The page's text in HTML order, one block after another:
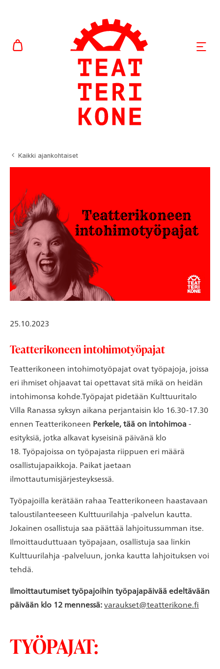
Kaikki ajankohtaiset
25.10.2023
Teatterikoneen intohimotyöpajat
Teatterikoneen intohimotyöpajat ovat työpajoja, joissa
eri ihmiset ohjaavat tai opettavat sitä mikä on heidän
intohimonsa kohde.Työpajat pidetään Kulttuuritalo
Villa Ranassa syksyn aikana perjantaisin klo 16.30-17.30
ennen Teatterikoneen Perkele, tää on intohimoa-
esityksiä, jotka alkavat kyseisinä päivänä klo
18. Työpajoissa on työpajasta riippuen eri määrä
osallistujapaikkoja. Paikat jaetaan
ilmottautumisjärjesteyksessä.
Työpajoilla kerätään rahaa Teatterikoneen haastavaan
taloustilanteeseen Kulttuurilahja -palvelun kautta.
Jokainen osallistuja saa päättää lahjoitussumman itse.
Ilmoittauduttuaan työpajaan, osallistuja saa linkin
Kulttuurilahja -palveluun, jonka kautta lahjoituksen voi
tehdä.
Ilmoittautumiset työpajoihin työpajapäivää edeltävään
päivään klo 12 mennessä:varaukset@teatterikone.fi
TYÖPAJAT: